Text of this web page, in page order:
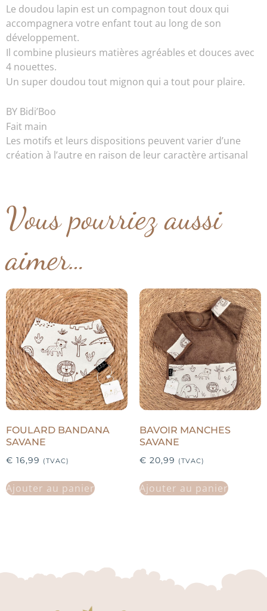
Le doudou lapin est un compagnon tout doux qui
accompagnera votre enfant tout au long de son
développement.
Il combine plusieurs matières agréables et douces avec
4 nouettes.
Un super doudou tout mignon qui a tout pour plaire.
BY Bidi’Boo
Fait main
Les motifs et leurs dispositions peuvent varier d’une
création à l’autre en raison de leur caractère artisanal
Vous pourriez aussi
aimer…
FOULARD BANDANA
SAVANE
€ 16,99 (TVAC)
Ajouter au panier
BAVOIR MANCHES
SAVANE
€ 20,99 (TVAC)
Ajouter au panier